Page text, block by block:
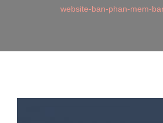
website-ban-phan-mem-